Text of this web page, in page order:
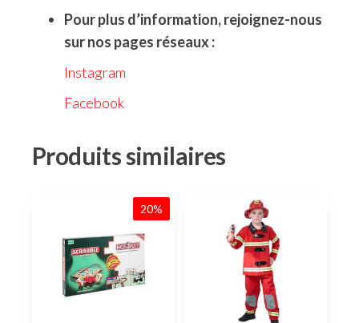
Pour plus d’information, rejoignez-nous
sur nos pages réseaux :
Instagram
Facebook
Produits similaires
20%